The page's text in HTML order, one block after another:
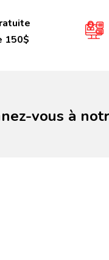
150$
vous à